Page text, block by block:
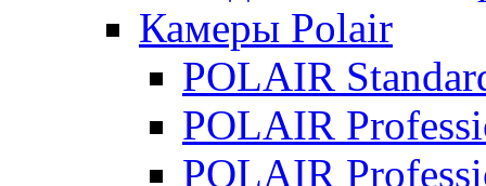
Камеры Polair
POLAIR
POLAIR
POLAIR